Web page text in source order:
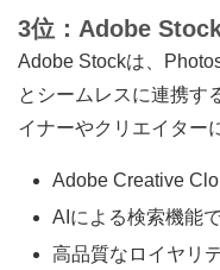
3位：Adobe
Adobe Stockは、
とシームレスに連携す
イナーやクリエイター
Adobe Creative
AIによる検索機能
高品質なロイヤリ